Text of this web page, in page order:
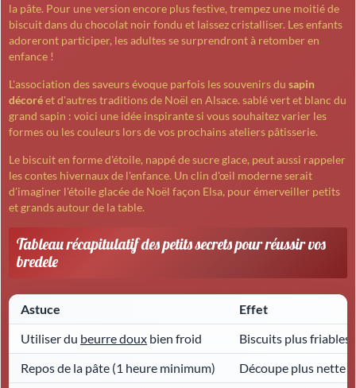
la pâte. Pour une version encore plus festive, trempez une moitié de
biscuit dans du chocolat noir fondu et laissez cristalliser. Les enfants
adoreront participer, les adultes se surprendront à retomber en
enfance !
L'association des saveurs évoque parfois les souvenirs du sapin
décoréet d'autres traditions de Noël en Alsace. sablé vert et blanc du
grand sapin : voici une idée inspirante si vous souhaitez varier les
formes ou les couleurs lors de vos prochains ateliers pâtisserie.
Le biscuit en forme d'étoile, nappé de sucre glace, peut aussi rappeler
les contes hivernaux de l'enfance. Un clin d'œil moderne serait
d'imaginer l'étoile glacée de Noël façon Elsa, pour émerveiller petits
et grands autour de la table.
Tableau récapitulatif des petits secrets pour réussir vos
bredele
Astuce
Effet
Utiliser du beurre doux bien froid
Biscuits plus friables
Repos de la pâte (1 heure minimum)
Découpe plus nette